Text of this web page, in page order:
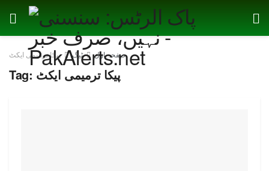
صفحہ اول ٹیگ پیکا ترمیمی ایکٹ
Tag: پیکا ترمیمی ایکٹ